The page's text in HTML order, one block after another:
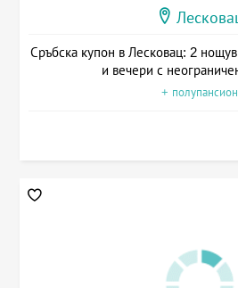
Сръбска купон в Лесковац: 2
и вечери с
+ полупансион